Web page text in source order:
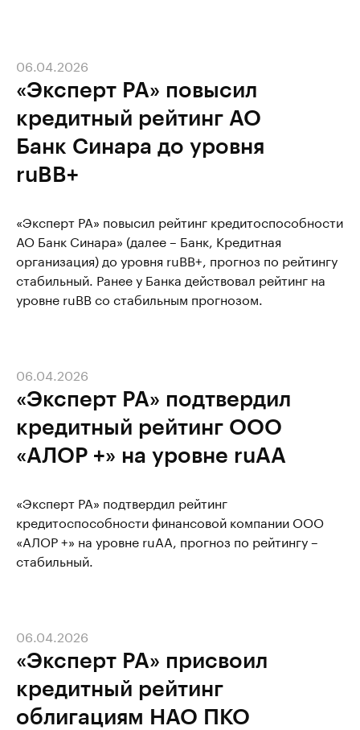
«Эксперт РА» повысил
кредитный рейтинг АО
Банк Синара до уровня
ruBB+
06.04.2026
«Эксперт РА» повысил рейтинг кредитоспособности
АО Банк Синара» (далее – Банк, Кредитная
организация) до уровня ruBB+, прогноз по рейтингу
стабильный. Ранее у Банка действовал рейтинг на
уровне ruBB со стабильным прогнозом.
«Эксперт РА» подтвердил
кредитный рейтинг ООО
«АЛОР +» на уровне ruAA
06.04.2026
«Эксперт РА» подтвердил рейтинг
кредитоспособности финансовой компании ООО
«АЛОР +» на уровне ruAA, прогноз по рейтингу –
стабильный.
«Эксперт РА» присвоил
кредитный рейтинг
облигациям НАО ПКО
06.04.2026